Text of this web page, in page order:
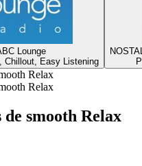
Lounge
Chillout, Easy Listening
Relax
Relax
de smooth Relax